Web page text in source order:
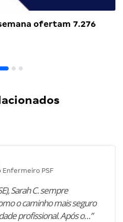
ofertam 7.276
Enfermeiro PSF
Sarah C. sempre
o caminho mais seguro
profissional. Após o…”